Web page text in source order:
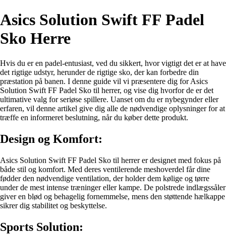
Asics Solution Swift FF Padel
Sko Herre
Hvis du er en padel-entusiast, ved du sikkert, hvor vigtigt det er at have
det rigtige udstyr, herunder de rigtige sko, der kan forbedre din
præstation på banen. I denne guide vil vi præsentere dig for Asics
Solution Swift FF Padel Sko til herrer, og vise dig hvorfor de er det
ultimative valg for seriøse spillere. Uanset om du er nybegynder eller
erfaren, vil denne artikel give dig alle de nødvendige oplysninger for at
træffe en informeret beslutning, når du køber dette produkt.
Design og Komfort:
Asics Solution Swift FF Padel Sko til herrer er designet med fokus på
både stil og komfort. Med deres ventilerende meshoverdel får dine
fødder den nødvendige ventilation, der holder dem kølige og tørre
under de mest intense træninger eller kampe. De polstrede indlægssåler
giver en blød og behagelig fornemmelse, mens den støttende hælkappe
sikrer dig stabilitet og beskyttelse.
Sports Solution: